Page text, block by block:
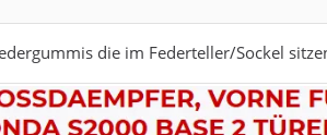
die im Federteller/Sockel